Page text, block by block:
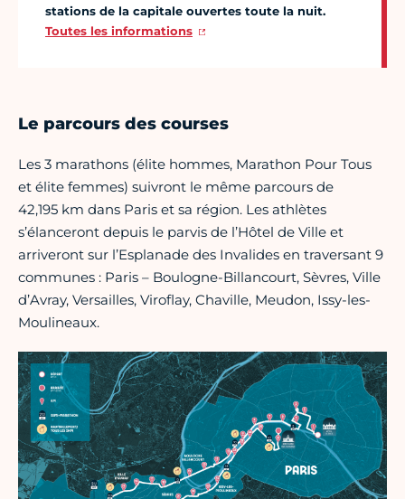
stations de la capitale ouvertes toute la nuit.
Toutes les informations
Le parcours des courses
Les 3 marathons (élite hommes, Marathon Pour Tous
et élite femmes) suivront le même parcours de
42,195 km dans Paris et sa région. Les athlètes
s’élanceront depuis le parvis de l’Hôtel de Ville et
arriveront sur l’Esplanade des Invalides en traversant 9
communes : Paris – Boulogne-Billancourt, Sèvres, Ville
d’Avray, Versailles, Viroflay, Chaville, Meudon, Issy-les-
Moulineaux.